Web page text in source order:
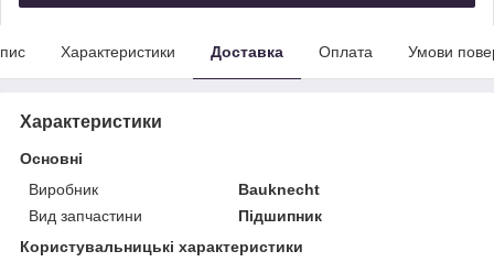
Характеристики Доставка Оплата Умови
Характеристики
Основні
Виробник
Bauknecht
Вид запчастини
Підшипник
Користувальницькі характеристики